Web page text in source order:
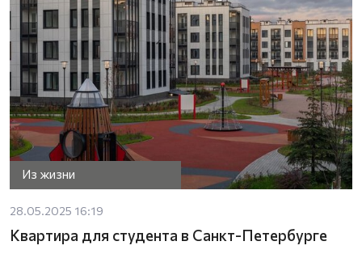
Из жизни
28.05.2025 16:19
Квартира для студента в Санкт-Петербурге